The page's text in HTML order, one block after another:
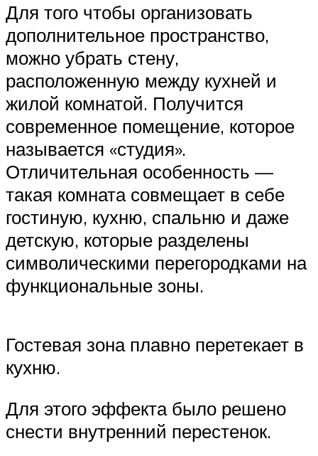
Для того чтобы организовать
дополнительное пространство,
можно убрать стену,
расположенную между кухней и
жилой комнатой. Получится
современное помещение, которое
называется «студия».
Отличительная особенность —
такая комната совмещает в себе
гостиную, кухню, спальню и даже
детскую, которые разделены
символическими перегородками на
функциональные зоны.
Гостевая зона плавно перетекает в
кухню.
Для этого эффекта было решено
снести внутренний перестенок.